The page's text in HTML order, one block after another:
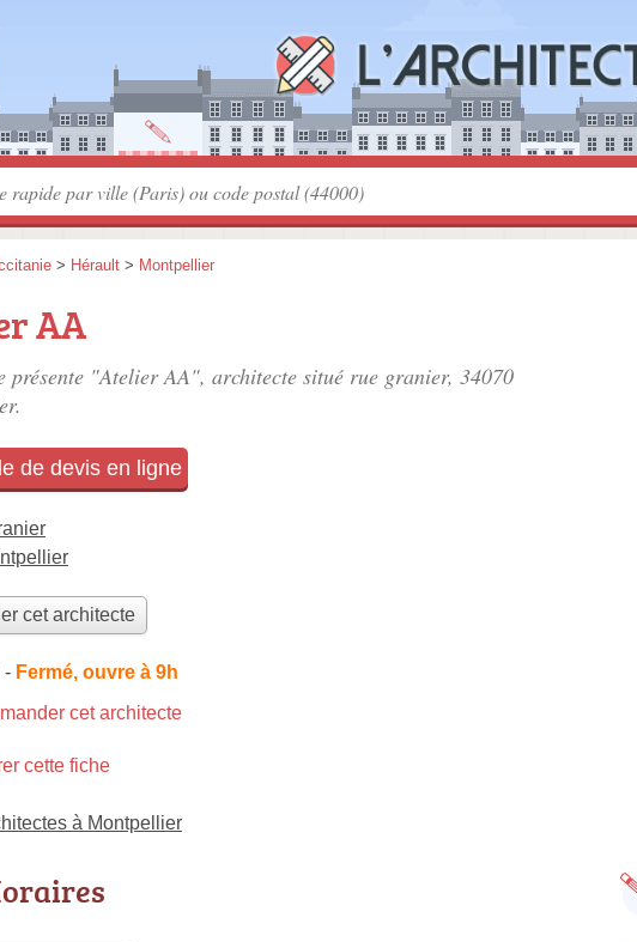
> Hérault > Montpellier
AA
présente "Atelier AA", architecte situé rue granier, 34070
de devis en ligne
cet architecte
- Fermé, ouvre à 9h
cet architecte
cette fiche
à Montpellier